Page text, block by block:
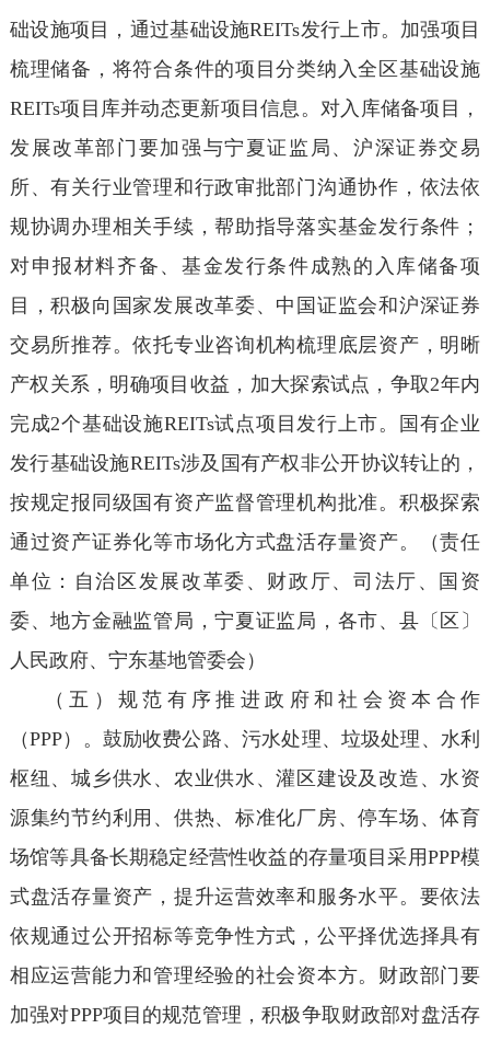
础设施项目，通过基础设施REITs发行上市。加强项目
梳理储备，将符合条件的项目分类纳入全区基础设施
REITs项目库并动态更新项目信息。对入库储备项目，
发展改革部门要加强与宁夏证监局、沪深证券交易
所、有关行业管理和行政审批部门沟通协作，依法依
规协调办理相关手续，帮助指导落实基金发行条件；
对申报材料齐备、基金发行条件成熟的入库储备项
目，积极向国家发展改革委、中国证监会和沪深证券
交易所推荐。依托专业咨询机构梳理底层资产，明晰
产权关系，明确项目收益，加大探索试点，争取2年内
完成2个基础设施REITs试点项目发行上市。国有企业
发行基础设施REITs涉及国有产权非公开协议转让的，
按规定报同级国有资产监督管理机构批准。积极探索
通过资产证券化等市场化方式盘活存量资产。（责任
单位：自治区发展改革委、财政厅、司法厅、国资
委、地方金融监管局，宁夏证监局，各市、县〔区〕
人民政府、宁东基地管委会）
（五）规范有序推进政府和社会资本合作
（PPP）。鼓励收费公路、污水处理、垃圾处理、水利
枢纽、城乡供水、农业供水、灌区建设及改造、水资
源集约节约利用、供热、标准化厂房、停车场、体育
场馆等具备长期稳定经营性收益的存量项目采用PPP模
式盘活存量资产，提升运营效率和服务水平。要依法
依规通过公开招标等竞争性方式，公平择优选择具有
相应运营能力和管理经验的社会资本方。财政部门要
加强对PPP项目的规范管理，积极争取财政部对盘活存